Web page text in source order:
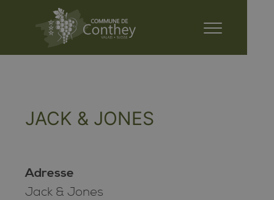
JACK & JONES
Adresse
Jack & Jones